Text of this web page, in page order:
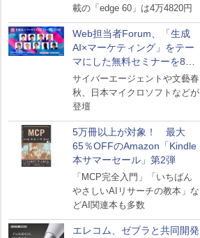
載の「edge 60」は4万4820円
Web担当者Forum、「生成
AI×マーケティング」をテー
マにした無料セミナーを8月
27日にオンライン開催
サイバーエージェントや文藝春
秋、日本マイクロソフトなどが
登壇
5万冊以上が対象！ 最大
65％OFFのAmazon「Kindle
本サマーセール」第2弾
「MCP完全入門」「いちばん
やさしいAIリサーチの教本」な
どAI関連本も多数
エレコム、ゼブラと共同開発